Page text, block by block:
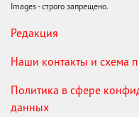
Images - строго запрещено.
Редакция
Наши контакты и схема
Политика в сфере
данных